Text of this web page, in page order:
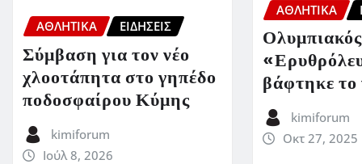
ΑΘΛΗΤΙΚΑ ΕΙΔΗΣΕΙΣ
Σύμβαση για τον νέο
χλοοτάπητα στο γηπέδο
ποδοσφαίρου Κύμης
kimiforum
Ιούλ 8, 2026
ΑΘΛΗΤΙΚΑ
βάφτηκε το
kimiforum
Οκτ 27, 2025